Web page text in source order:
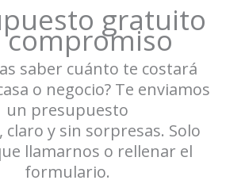
gratuito
compromiso
saber cuánto te costará
o negocio? Te enviamos
un presupuesto
claro y sin sorpresas. Solo
llamarnos o rellenar el
formulario.